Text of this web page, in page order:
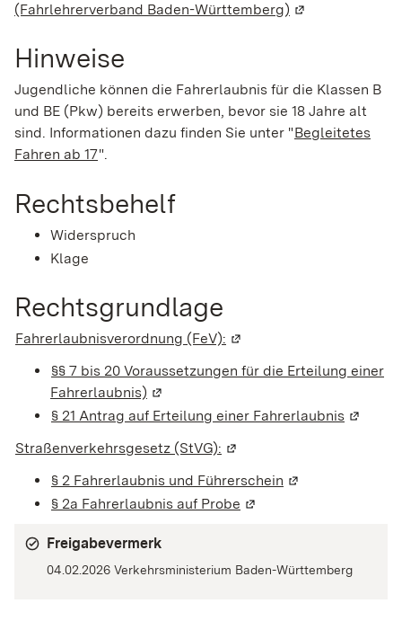
(Fahrlehrerverband Baden-Württemberg) (Wird in einem
Hinweise
Jugendliche können die Fahrerlaubnis für die Klassen B
und BE (Pkw) bereits erwerben, bevor sie 18 Jahre alt
sind. Informationen dazu finden Sie unter "Begleitetes
Fahren ab 17".
Rechtsbehelf
Widerspruch
Klage
Rechtsgrundlage
Fahrerlaubnisverordnung (FeV): (Wird in einem neuen
§§ 7 bis 20 Voraussetzungen für die Erteilung einer
Fahrerlaubnis) (Wird in einem neuen Fenster
§ 21 Antrag auf Erteilung einer Fahrerlaubnis (Wird
Straßenverkehrsgesetz (StVG): (Wird in einem neuen
§ 2 Fahrerlaubnis und Führerschein (Wird in einem
§ 2a Fahrerlaubnis auf Probe (Wird in einem neuen
Freigabevermerk
04.02.2026 Verkehrsministerium Baden-Württemberg